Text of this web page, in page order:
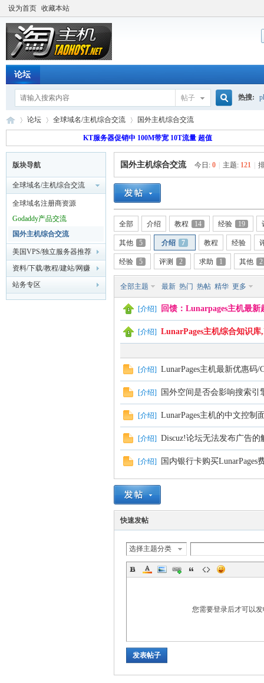
设为首页 收藏本站
论坛
帖子 热搜:
淘
主
»
论坛 全球域名/主机综合交流
›
国外主机综合交流
KT服务器促销中 100M带宽 10T流量 超值
版块导航
全球域名/主机综合交流
全球域名注册商资源
Godaddy产品交流
国外主机综合交流
美国VPS/独立服务器推荐
资料/下载/教程/建站/网赚
站务专区
国外主机综合交流 今日: 0 主题: 121
全部 介绍 教程 14 经验 19
其他 5 介绍 7 教程 经验
经验 5 评测 2 求助 1 其他 2
全部主题 最新 热门 热帖 精华 更多
[介绍] 回馈：Lunarpages主机最
[介绍] LunarPages主机综合知识
[介绍] LunarPages主机最新优惠码/
[介绍] 国外空间是否会影响搜索引
[介绍] LunarPages主机的中文控制
[介绍] Discuz!论坛无法发布广告的
[介绍] 国内银行卡购买LunarPages
快速发帖
选择主题分类
您需要登录后才可以
发表帖子